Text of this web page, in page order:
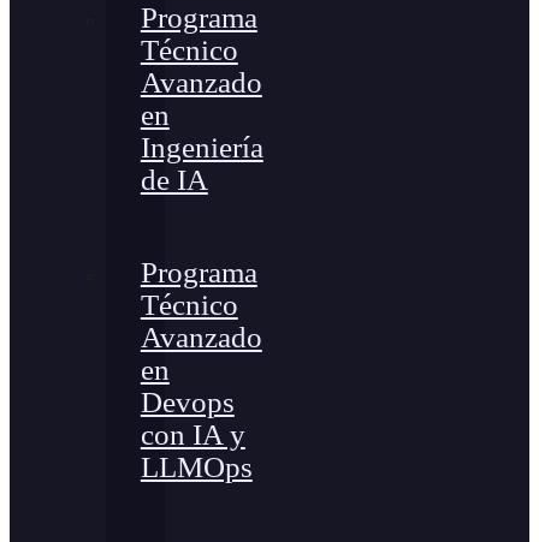
Programa
Técnico
Avanzado
en
Ingeniería
de IA
Programa
Técnico
Avanzado
en
Devops
con IA y
LLMOps